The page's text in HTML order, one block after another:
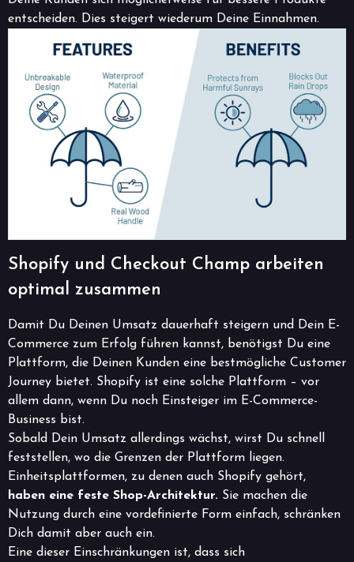
entscheiden. Dies steigert wiederum Deine Einnahmen.
Shopify und Checkout Champ arbeiten
optimal zusammen
Damit Du Deinen Umsatz dauerhaft steigern und Dein E-
Commerce zum Erfolg führen kannst, benötigst Du eine
Plattform, die Deinen Kunden eine bestmögliche Customer
Journey bietet. Shopify ist eine solche Plattform – vor
allem dann, wenn Du noch Einsteiger im E-Commerce-
Business bist.
Sobald Dein Umsatz allerdings wächst, wirst Du schnell
feststellen, wo die Grenzen der Plattform liegen.
Einheitsplattformen, zu denen auch Shopify gehört,
haben eine feste Shop-Architektur. Sie machen die
Nutzung durch eine vordefinierte Form einfach, schränken
Dich damit aber auch ein.
Eine dieser Einschränkungen ist, dass sich